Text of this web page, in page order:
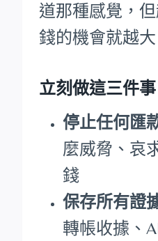
道那種感覺，
錢的機會就越大
立刻做這三件事
停止任何匯
麼威脅、哀
錢
保存所有證
轉帳收據、